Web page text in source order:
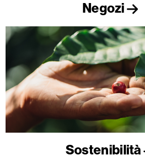
Negozi
Sostenibilità